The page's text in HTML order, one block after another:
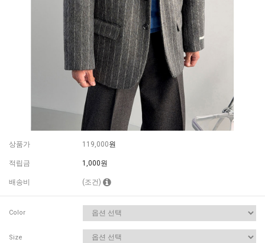
상품가 119,000원
적립금 1,000원
배송비 (조건)
Color
Size